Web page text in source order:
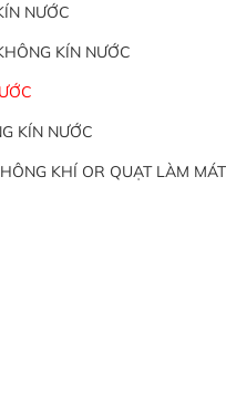
NƯỚC
KÍN NƯỚC
KÍN NƯỚC
KHÍ OR QUẠT LÀM